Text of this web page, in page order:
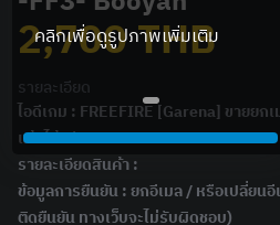
2,700THB
รายละเอียด
ไอดีเกม : FREEFIRE [Garena] ขายยก
แจ้งได้ครับ
รายละเอียดสินค้า :
ข้อมูลการยืนยัน : ยกอีเมล / หรือเปลี่ยน
ติดยืนยัน ทางเว็บจะไม่รับผิดชอบ)